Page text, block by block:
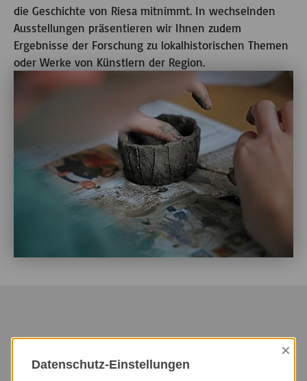
die Geschichte von Riesa mitnimmt. In wechselnden
Ausstellungen präsentieren wir Ihnen zudem
Ergebnisse der Forschung zu lokalhistorischen Themen
oder Werke von Künstlern der Region.
NÄCHSTE 6 MONATE
Datenschutz-Einstellungen
×